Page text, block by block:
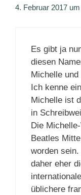
4. Februar 2017
Es gibt ja
diesen
Michelle und
Ich kenne
Michelle ist
in
Die
Beatles
worden
daher eher
üblichere